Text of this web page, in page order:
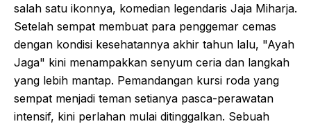
salah satu ikonnya, komedian legendaris Jaja Miharja.
Setelah sempat membuat para penggemar cemas
dengan kondisi kesehatannya akhir tahun lalu, "Ayah
Jaga" kini menampakkan senyum ceria dan langkah
yang lebih mantap. Pemandangan kursi roda yang
sempat menjadi teman setianya pasca-perawatan
intensif, kini perlahan mulai ditinggalkan. Sebuah